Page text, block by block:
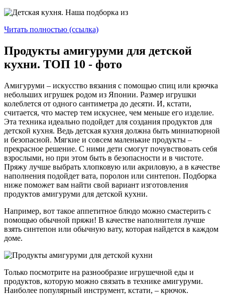
Читать полностью (ссылка)
Продукты амигуруми для детской
кухни. ТОП 10 - фото
Амигуруми – искусство вязания с помощью спиц или крючка
небольших игрушек родом из Японии. Размер игрушки
колеблется от одного сантиметра до десяти. И, кстати,
считается, что мастер тем искуснее, чем меньше его изделие.
Эта техника идеально подойдет для создания продуктов для
детской кухня. Ведь детская кухня должна быть миниатюрной
и безопасной. Мягкие и совсем маленькие продукты –
прекрасное решение. С ними дети смогут почувствовать себя
взрослыми, но при этом быть в безопасности и в чистоте.
Пряжу лучше выбрать хлопковую или акриловую, а в качестве
наполнения подойдет вата, поролон или синтепон. Подборка
ниже поможет вам найти свой вариант изготовления
продуктов амигуруми для детской кухни.
Например, вот такое аппетитное блюдо можно смастерить с
помощью обычной пряжи! В качестве наполнителя лучше
взять синтепон или обычную вату, которая найдется в каждом
доме.
Только посмотрите на разнообразие игрушечной еды и
продуктов, которую можно связать в технике амигуруми.
Наиболее популярный инструмент, кстати, – крючок.